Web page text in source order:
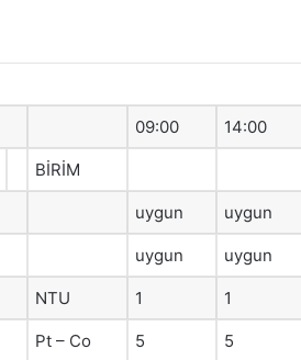
09:00 14:00
BİRİM
uygun uygun
uygun uygun
NTU 1 1
Pt – Co 5 5